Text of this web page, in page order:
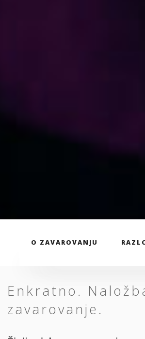
O ZAVAROVANJU
Enkratno.
zavarovanje.